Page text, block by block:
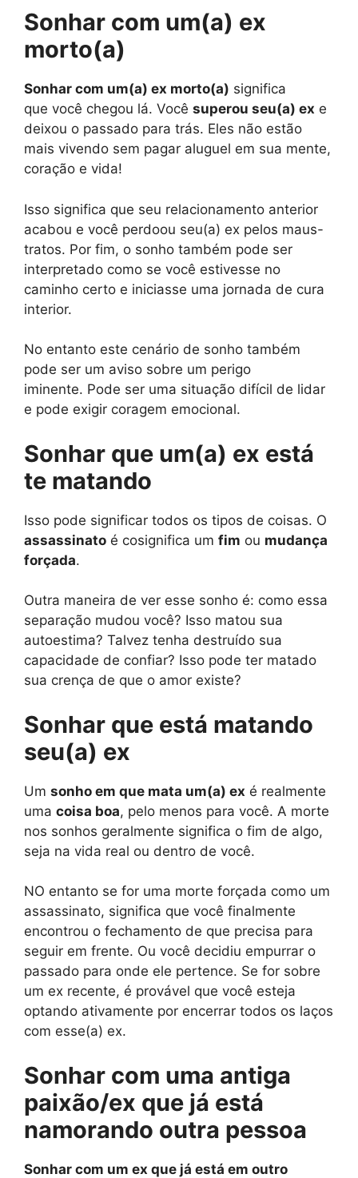
Sonhar com um(a) ex
morto(a)
Sonhar com um(a) ex morto(a) significa
que você chegou lá. Você superou seu(a) ex e
deixou o passado para trás. Eles não estão
mais vivendo sem pagar aluguel em sua mente,
coração e vida!
Isso significa que seu relacionamento anterior
acabou e você perdoou seu(a) ex pelos maus-
tratos. Por fim, o sonho também pode ser
interpretado como se você estivesse no
caminho certo e iniciasse uma jornada de cura
interior.
No entanto este cenário de sonho também
pode ser um aviso sobre um perigo
iminente. Pode ser uma situação difícil de lidar
e pode exigir coragem emocional.
Sonhar que um(a) ex está
te matando
Isso pode significar todos os tipos de coisas. O
assassinato é cosignifica um fim ou mudança
forçada.
Outra maneira de ver esse sonho é: como essa
separação mudou você? Isso matou sua
autoestima? Talvez tenha destruído sua
capacidade de confiar? Isso pode ter matado
sua crença de que o amor existe?
Sonhar que está matando
seu(a) ex
Um sonho em que mata um(a) ex é realmente
uma coisa boa, pelo menos para você. A morte
nos sonhos geralmente significa o fim de algo,
seja na vida real ou dentro de você.
NO entanto se for uma morte forçada como um
assassinato, significa que você finalmente
encontrou o fechamento de que precisa para
seguir em frente. Ou você decidiu empurrar o
passado para onde ele pertence. Se for sobre
um ex recente, é provável que você esteja
optando ativamente por encerrar todos os laços
com esse(a) ex.
Sonhar com uma antiga
paixão/ex que já está
namorando outra pessoa
Sonhar com um ex que já está em outro